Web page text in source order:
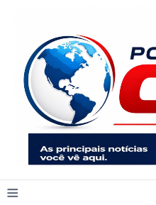
≡